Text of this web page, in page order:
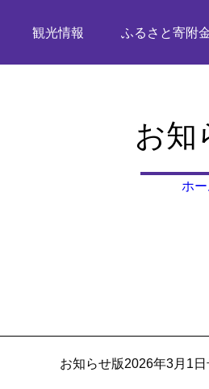
観光情報 ふるさと寄附
お知
ホー
お知らせ版2026年3月1日